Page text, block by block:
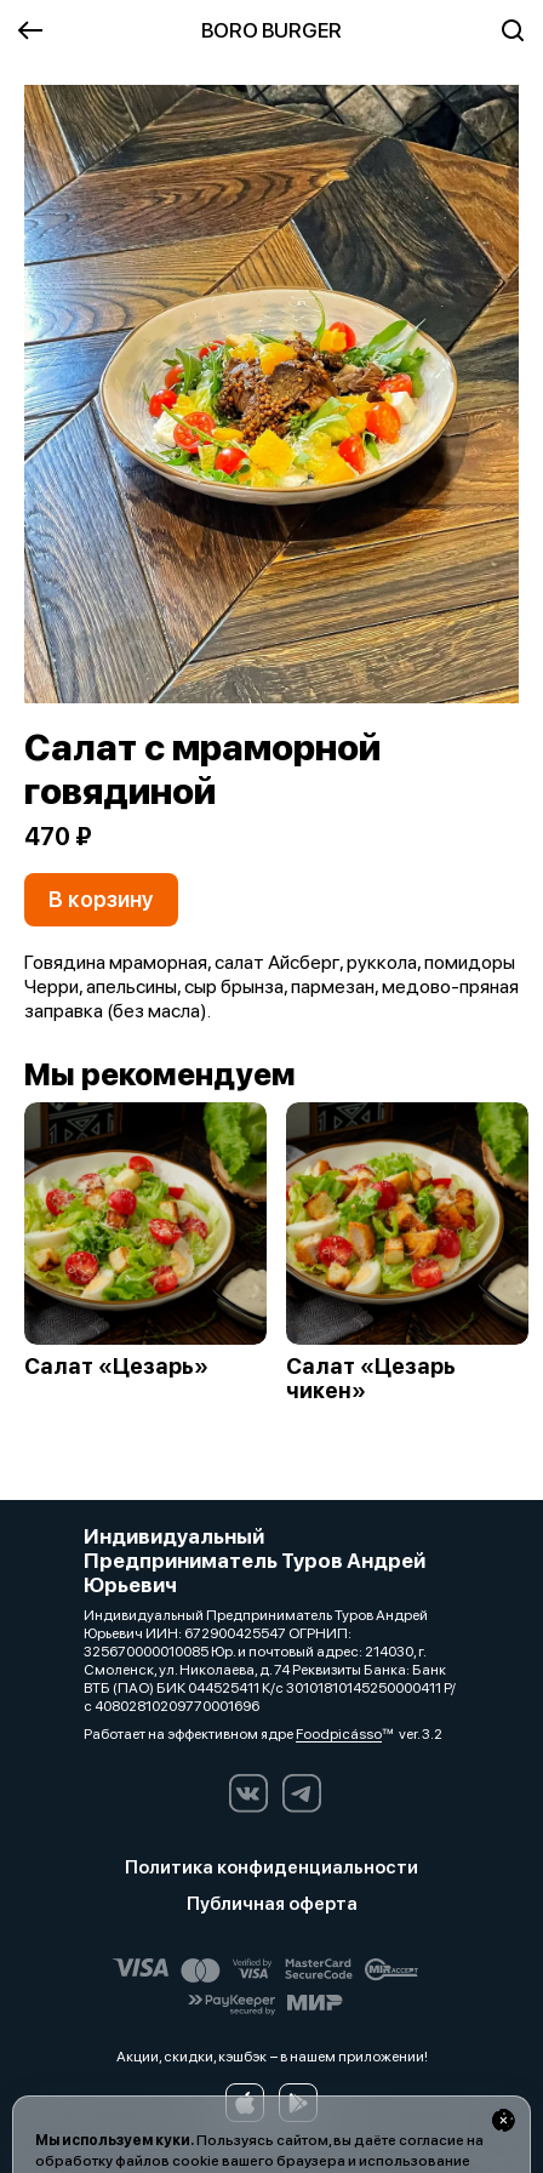
BORO BURGER
Мы используем куки.Пользуясь сайтом, вы даёте согласие на
обработку файлов cookie вашего браузера и использование
Салат с мраморной
говядиной
470 ₽
В корзину
Говядина мраморная, салат Айсберг, руккола, помидоры
Черри, апельсины, сыр брынза, пармезан, медово-пряная
заправка (без масла).
Мы рекомендуем
Салат «Цезарь»
Салат «Цезарь
чикен»
Индивидуальный
Предприниматель Туров Андрей
Юрьевич
Индивидуальный Предприниматель Туров Андрей
Юрьевич ИИН: 672900425547 ОГРНИП:
325670000010085 Юр. и почтовый адрес: 214030, г.
Смоленск, ул. Николаева, д. 74 Реквизиты Банка: Банк
ВТБ (ПАО) БИК 044525411 К/с 30101810145250000411 Р/
с 40802810209770001696
Работает на эффективном ядреFoodpicássover. 3.2
Политика конфиденциальности
Публичная оферта
Акции, скидки, кэшбэк − в нашем приложении!